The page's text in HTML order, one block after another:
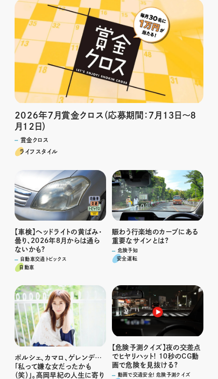
2026年7月賞金クロス（応募期間：7月13日～8
月12日）
賞金クロス
ライフスタイル
【車検】ヘッドライトの黄ばみ・
曇り、2026年8月からは通ら
ないかも?
自動車交通トピックス
自動車
賑わう行楽地のカーブにある
重要なサインとは?
危険予知
安全運転
ポルシェ、カマロ、ゲレンデ…
「私って嫌な女だったかも
（笑）」。高岡早紀の人生に寄り
【危険予測クイズ】夜の交差点
でヒヤリハット! 10秒のCG動
画で危険を見抜ける?
動画で交通安全! 危険予測クイズ